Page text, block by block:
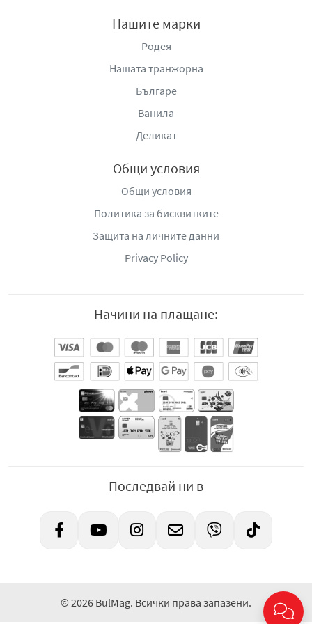
Безопасни за чувствителна кожа
Удобна и компактна опаковка– лесно се
съхраняват и използват навсякъде
Подходящи за новородени и деца
перфектното решение за бързо и безопасно
почистване на чувствителната кожа на вашето бебе.
грижа, успокояване и хидратация
оставят кожата мека, свежа и чиста. Доверете се на
грижа, на която може да разчитате
Влажните кърпички Бочко са предназначени за
смяна на пелените, при разходка, по време на
пътуване, игри и хранене. Подходящи за честа
употреба. Напоени с мек лосион на водна основа, с
деликатен аромат и с балансирано рН. Без спирт,
оцветители и други дразнещи съставки. С включени
ценни растителни екстракти. Екстрактът от памук
подхранва и омекотява, а екстрактът от лавандула
влажните кърпички Бочко съдържа още растителен
бебешка кожа. Изработени от мек текстил с добавен
След употреба изхвърлете на предназначените за това
места. Не изхвърляйте в тоалетната!
Нашите марки
Родея
Нашата транжорна
Българе
Ванила
Деликат
Общи условия
Общи условия
Политика за бисквитките
Защита на личните данни
Privacy Policy
Начини на плащане:
Последвай ни в
© 2026 BulMag. Всички права запазени.